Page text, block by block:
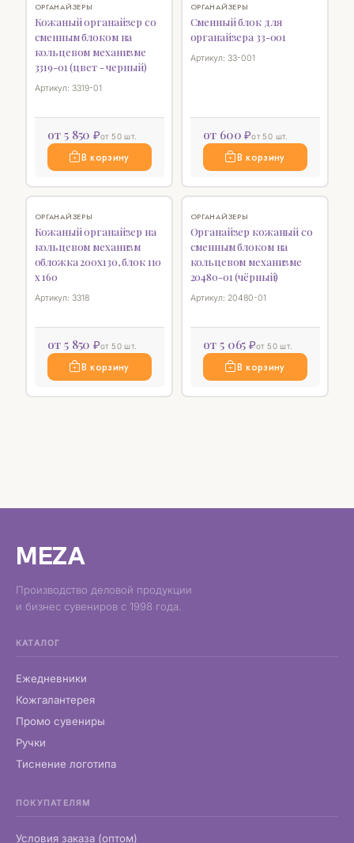
ОРГАНАЙЗЕРЫ
Кожаный органайзер со
сменным блоком на
кольцевом механизме
3319-01 (цвет - черный)
Артикул: 3319-01
от 5 850 ₽от 50 шт.
В корзину
ОРГАНАЙЗЕРЫ
Сменный блок для
органайзера 33-001
Артикул: 33-001
от 600 ₽от 50 шт.
В корзину
ОРГАНАЙЗЕРЫ
Кожаный органайзер на
кольцевом механизм
обложка 200х130, блок 110
х 160
Артикул: 3318
от 5 850 ₽от 50 шт.
В корзину
ОРГАНАЙЗЕРЫ
Органайзер кожаный со
сменным блоком на
кольцевом механизме
20480-01 (чёрный)
Артикул: 20480-01
от 5 065 ₽от 50 шт.
В корзину
MEZA
Производство деловой продукции
и бизнес сувениров с 1998 года.
КАТАЛОГ
Ежедневники
Кожгалантерея
Промо сувениры
Ручки
Тиснение логотипа
ПОКУПАТЕЛЯМ
Условия заказа (оптом)